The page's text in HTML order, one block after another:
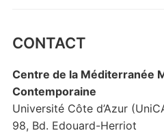
CONTACT
Centre de la Méditerranée
Contemporaine
Université Côte d’Azur
98, Bd. Edouard-Herriot